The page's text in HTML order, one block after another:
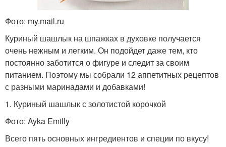
Фото: my.mail.ru
Куриный шашлык на шпажках в духовке получается
очень нежным и легким. Он подойдет даже тем, кто
постоянно заботится о фигуре и следит за своим
питанием. Поэтому мы собрали 12 аппетитных рецептов
с разными маринадами и добавками!
1. Куриный шашлык с золотистой корочкой
Фото: Ayka Emilly
Всего пять основных ингредиентов и специи по вкусу!